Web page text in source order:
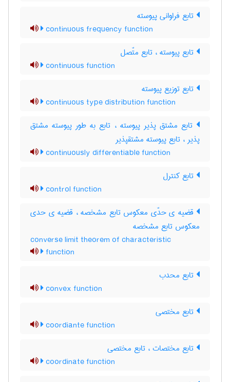
تابع فراوانی پیوسته
continuous frequency function
تابع پیوسته ، تابع متّصل
continuous function
تابع توزیع پیوسته
continuous type distribution function
تابع مشتق پذیر پیوسته ، تابع به طور پیوسته مشتق
پذیر ، تابع پیوسته مشتقپذیر
continuously differentiable function
تابع کنترل
control function
قضیه ی حدّی معکوس تابع مشخصه ، قضیه ی حدی
معکوس تابع مشخصه
converse limit theorem of characteristic
function
تابع محدب
convex function
تابع مختصی
coordiante function
تابع مختصات ، تابع مختصی
coordinate function